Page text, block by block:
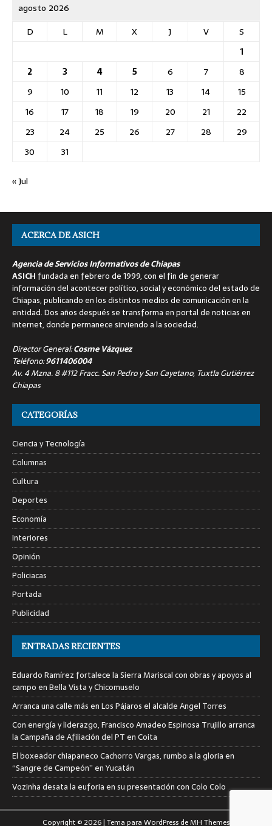
agosto 2026
D
L M X J V
S
1
2
3 4 5 6 7
8
9
10 11 12 13 14
15
16
17 18 19 20 21
22
23
24 25 26 27 28
29
30
31
« Jul
ACERCA DE ASICH
Agencia de Servicios Informativos de Chiapas
ASICH fundada en febrero de 1999, con el fin de generar
información del acontecer político, social y económico del estado de
Chiapas, publicando en los distintos medios de comunicación en la
entidad. Dos años después se transforma en portal de noticias en
internet, donde permanece sirviendo a la sociedad.
Director General:Cosme Vázquez
Teléfono:9611406004
Av. 4 Mzna. 8 #112 Fracc. San Pedro y San Cayetano, Tuxtla Gutiérrez
Chiapas
CATEGORÍAS
Ciencia y Tecnología
Columnas
Cultura
Deportes
Economía
Interiores
Opinión
Policiacas
Portada
Publicidad
ENTRADAS RECIENTES
Eduardo Ramírez fortalece la Sierra Mariscal con obras y apoyos al
campo en Bella Vista y Chicomuselo
Arranca una calle más en Los Pájaros el alcalde Angel Torres
Con energía y liderazgo, Francisco Amadeo Espinosa Trujillo arranca
la Campaña de Afiliación del PT en Coita
El boxeador chiapaneco Cachorro Vargas, rumbo a la gloria en
“Sangre de Campeón” en Yucatán
Vozinha desata la euforia en su presentación con Colo Colo
Copyright © 2026 | Tema para WordPress deMH Themes